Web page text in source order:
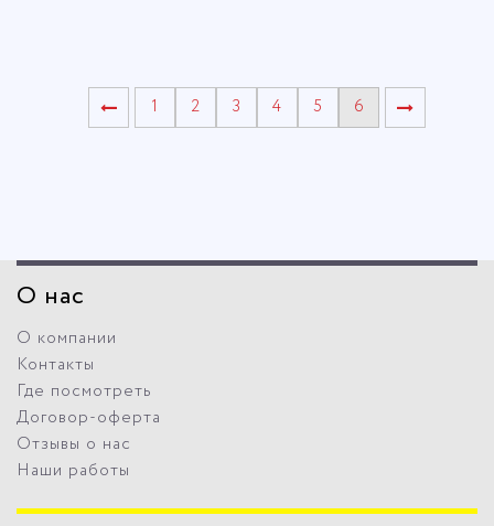
1 2 3 4 5 6
О нас
О компании
Контакты
Где посмотреть
Договор-оферта
Отзывы о нас
Наши работы